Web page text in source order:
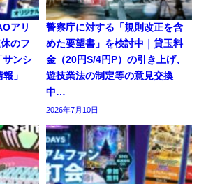
アリ
のフ
サンシ
」
警察庁に対する「規則改正を含
めた要望書」を検討中｜貸玉料
金（20円S/4円P）の引き上げ、
遊技業法の制定等の意見交換
中…
2026年7月10日